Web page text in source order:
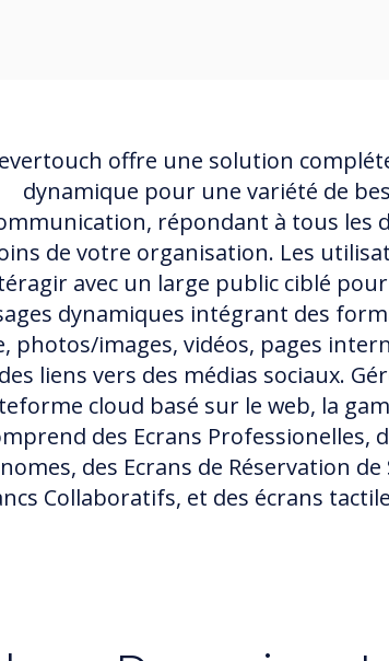
offre une solution
dynamique pour une variété de
répondant à tous les
de votre organisation. Les
avec un large public ciblé
dynamiques intégrant des
photos/images, vidéos, pages
des liens vers des médias sociaux.
cloud basé sur le web, la
des Ecrans Professionelles,
des Ecrans de Réservation de
Collaboratifs, et des écrans